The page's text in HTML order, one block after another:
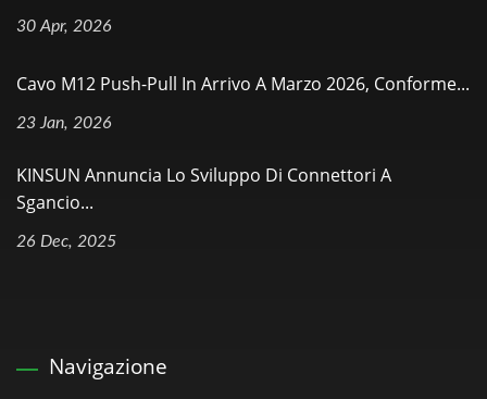
30 Apr, 2026
Cavo M12 Push-Pull In Arrivo A Marzo 2026, Conforme...
23 Jan, 2026
KINSUN Annuncia Lo Sviluppo Di Connettori A
Sgancio...
26 Dec, 2025
Navigazione